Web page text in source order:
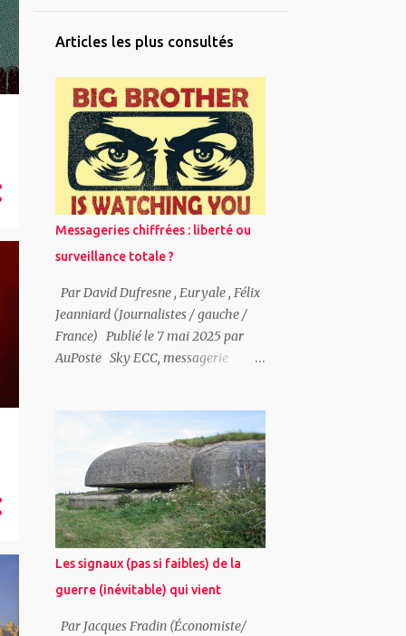
Articles les plus consultés
Messageries chiffrées : liberté ou
surveillance totale ?
Par David Dufresne , Euryale , Félix
Jeanniard (Journalistes / gauche /
France) Publié le 7 mai 2025 par
AuPoste Sky ECC, messagerie
milliard de messages. Dans son
documentaire, «ECC: la messagerie
du crime» (C+), Guillaume Dasquié
explore les enjeux liés à la
surveillance numérique, à la vie
privée et aux limites de l’action des
États. En posant la question du cadre
légal et du respect des libertés
individuelles, il interroge les
Les signaux (pas si faibles) de la
guerre (inévitable) qui vient
Par Jacques Fradin (Économiste/